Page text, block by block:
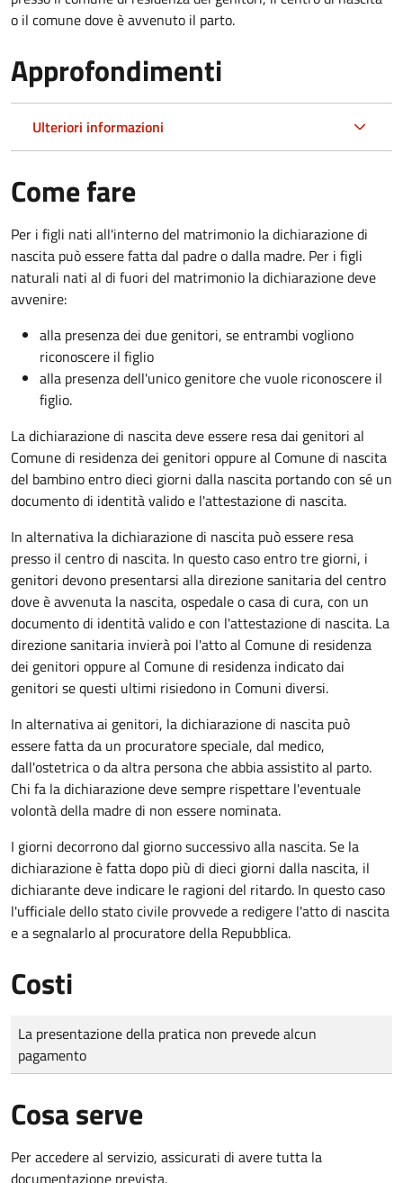
o il comune dove è avvenuto il parto.
Approfondimenti
Ulteriori informazioni
Come fare
Per i figli nati all'interno del matrimonio la dichiarazione di
nascita può essere fatta dal padre o dalla madre. Per i figli
naturali nati al di fuori del matrimonio la dichiarazione deve
avvenire:
alla presenza dei due genitori, se entrambi vogliono
riconoscere il figlio
alla presenza dell'unico genitore che vuole riconoscere il
figlio.
La dichiarazione di nascita deve essere resa dai genitori al
Comune di residenza dei genitori oppure al Comune di nascita
del bambino entro dieci giorni dalla nascita portando con sé un
documento di identità valido e l'attestazione di nascita.
In alternativa la dichiarazione di nascita può essere resa
presso il centro di nascita. In questo caso entro tre giorni, i
genitori devono presentarsi alla direzione sanitaria del centro
dove è avvenuta la nascita, ospedale o casa di cura, con un
documento di identità valido e con l'attestazione di nascita. La
direzione sanitaria invierà poi l'atto al Comune di residenza
dei genitori oppure al Comune di residenza indicato dai
genitori se questi ultimi risiedono in Comuni diversi.
In alternativa ai genitori, la dichiarazione di nascita può
essere fatta da un procuratore speciale, dal medico,
dall'ostetrica o da altra persona che abbia assistito al parto.
Chi fa la dichiarazione deve sempre rispettare l'eventuale
volontà della madre di non essere nominata.
I giorni decorrono dal giorno successivo alla nascita. Se la
dichiarazione è fatta dopo più di dieci giorni dalla nascita, il
dichiarante deve indicare le ragioni del ritardo. In questo caso
l'ufficiale dello stato civile provvede a redigere l'atto di nascita
e a segnalarlo al procuratore della Repubblica.
Costi
Tipo di pagamento
Importo
La presentazione della pratica non prevede alcun
pagamento
Cosa serve
Per accedere al servizio, assicurati di avere tutta la
documentazione prevista.